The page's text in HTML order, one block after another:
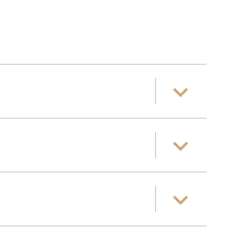
ouvrir
le
sous-
menu
ouvrir
le
sous-
menu
ouvrir
le
sous-